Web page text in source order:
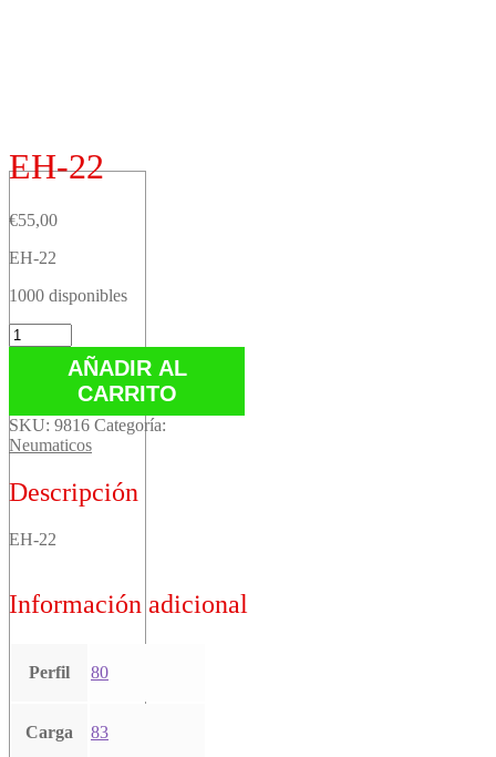
EH-22
€55,00
EH-22
1000 disponibles
EH-
22
AÑADIR AL
CARRITO
SKU: 9816 Categoría:
Neumaticos
Descripción
EH-22
Información adicional
Perfil 80
Carga 83